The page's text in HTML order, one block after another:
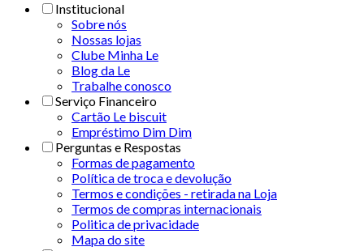
Institucional
Sobre nós
Nossas lojas
Clube Minha Le
Blog da Le
Trabalhe conosco
Serviço Financeiro
Cartão Le biscuit
Empréstimo Dim Dim
Perguntas e Respostas
Formas de pagamento
Política de troca e devolução
Termos e condições - retirada na Loja
Termos de compras internacionais
Politica de privacidade
Mapa do site